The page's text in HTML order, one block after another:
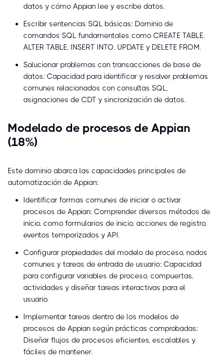
datos y cómo Appian lee y escribe datos.
Escribir sentencias SQL básicas: Dominio de
comandos SQL fundamentales como CREATE TABLE,
ALTER TABLE, INSERT INTO, UPDATE y DELETE FROM.
Solucionar problemas con transacciones de base de
datos: Capacidad para identificar y resolver problemas
comunes relacionados con consultas SQL,
asignaciones de CDT y sincronización de datos.
Modelado de procesos de Appian
(18%)
Este dominio abarca las capacidades principales de
automatización de Appian:
Identificar formas comunes de iniciar o activar
procesos de Appian: Comprender diversos métodos de
inicio, como formularios de inicio, acciones de registro,
eventos temporizados y API.
Configurar propiedades del modelo de proceso, nodos
comunes y tareas de entrada de usuario: Capacidad
para configurar variables de proceso, compuertas,
actividades y diseñar tareas interactivas para el
usuario.
Implementar tareas dentro de los modelos de
procesos de Appian según prácticas comprobadas:
Diseñar flujos de procesos eficientes, escalables y
fáciles de mantener.